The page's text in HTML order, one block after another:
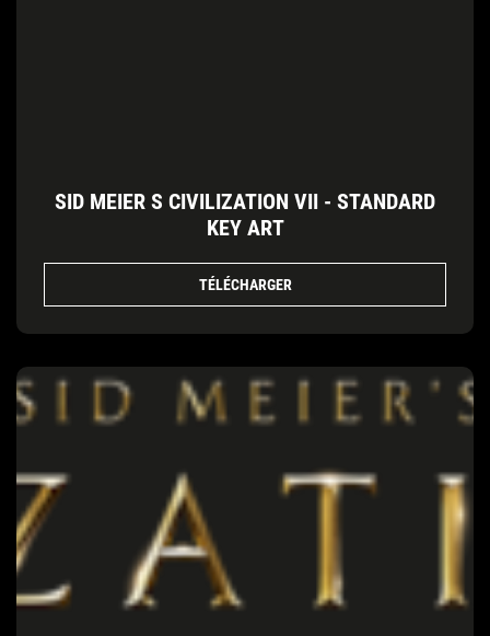
SID MEIER S CIVILIZATION VII - STANDARD
KEY ART
TÉLÉCHARGER